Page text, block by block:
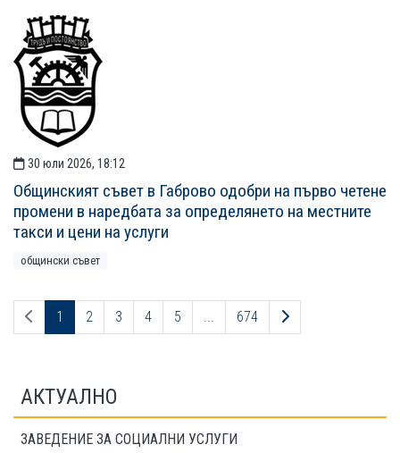
30 юли 2026, 18:12
Общинският съвет в Габрово одобри на първо четене
промени в наредбата за определянето на местните
такси и цени на услуги
общински съвет
Предходна страница
1 2 3 4 5 674 Следваща
АКТУАЛНО
ЗАВЕДЕНИЕ ЗА СОЦИАЛНИ УСЛУГИ